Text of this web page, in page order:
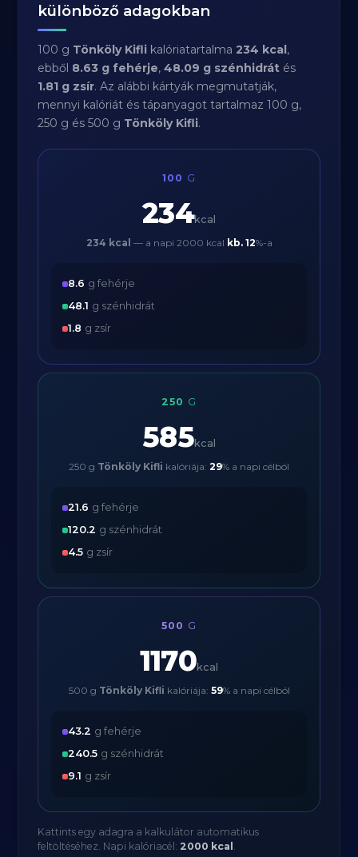
különböző adagokban
100 g Tönköly Kifli kalóriatartalma234 kcal,
ebből 8.63 g fehérje,48.09 g szénhidrát és
1.81 g zsír. Az alábbi kártyák megmutatják,
mennyi kalóriát és tápanyagot tartalmaz 100 g,
250 g és 500 g Tönköly Kifli.
100 G
234kcal
234 kcal — a napi 2000 kcal kb. 12%-a
8.6 g fehérje
48.1 g szénhidrát
1.8 g zsír
250 G
585kcal
250 g Tönköly Kifli kalóriája: 29% a napi célból
21.6 g fehérje
120.2 g szénhidrát
4.5 g zsír
500 G
1170kcal
500 g Tönköly Kifli kalóriája: 59% a napi célból
43.2 g fehérje
240.5 g szénhidrát
9.1 g zsír
Kattints egy adagra a kalkulátor automatikus
feltöltéséhez. Napi kalóriacél: 2000 kcal .